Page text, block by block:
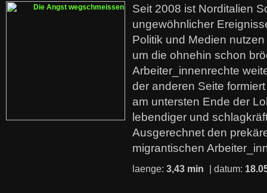
Seit 2008 ist Norditalien
ungewöhnlicher
Politik und Medien
um die ohnehin schon
Arbeiter_innenrechte
der anderen Seite
am untersten Ende der
lebendiger und
Ausgerechnet den
migrantischen
laenge: 3,43 min | datum: